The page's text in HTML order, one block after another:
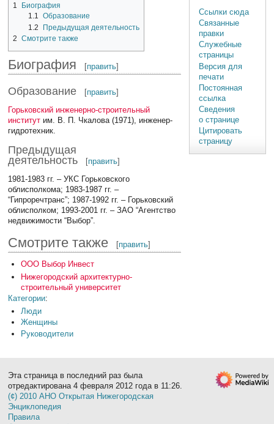
1
Биография
1.1 Образование
1.2
Предыдущая деятельность
2
Смотрите также
Биография [править]
Образование [править]
Горьковский инженерно-строительный
институт им. В. П. Чкалова (1971), инженер-
гидротехник.
Предыдущая
деятельность
[править]
1981-1983 гг. – УКС Горьковского
облисполкома; 1983-1987 гг. –
“Гипроречтранс”; 1987-1992 гг. – Горьковский
облисполком; 1993-2001 гг. – ЗАО “Агентство
недвижимости “Выбор”.
Смотрите также [править]
ООО Выбор Инвест
Нижегородский архитектурно-
строительный университет
Категории:
Люди
Женщины
Руководители
Ссылки сюда
Связанные
правки
Служебные
страницы
Версия для
печати
Постоянная
ссылка
Сведения
о странице
Цитировать
страницу
Эта страница в последний раз была
отредактирована 4 февраля 2012 года в 11:26.
(¢) 2010 АНО Открытая Нижегородская
Энциклопедия
Правила